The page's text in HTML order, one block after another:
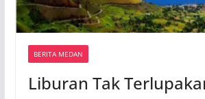
BERITA MEDAN
Liburan Tak